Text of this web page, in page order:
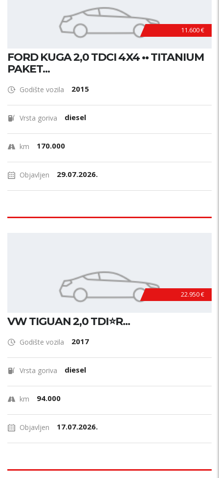
11.600 €
FORD KUGA 2,0 TDCI 4X4 •• TITANIUM
PAKET...
Godište vozila 2015
Vrsta goriva diesel
km 170.000
Objavljen 29.07.2026.
22.950 €
VW TIGUAN 2,0 TDI⭐R...
Godište vozila 2017
Vrsta goriva diesel
km 94.000
Objavljen 17.07.2026.